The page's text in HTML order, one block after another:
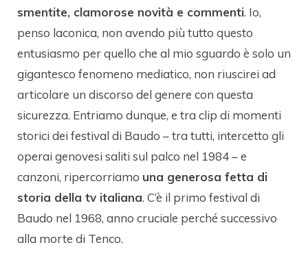
smentite, clamorose novità e commenti. Io,
penso laconica, non avendo più tutto questo
entusiasmo per quello che al mio sguardo è solo un
gigantesco fenomeno mediatico, non riuscirei ad
articolare un discorso del genere con questa
sicurezza. Entriamo dunque, e tra clip di momenti
storici dei festival di Baudo – tra tutti, intercetto gli
operai genovesi saliti sul palco nel 1984 – e
canzoni, ripercorriamo una generosa fetta di
storia della tv italiana. C’è il primo festival di
Baudo nel 1968, anno cruciale perché successivo
alla morte di Tenco.